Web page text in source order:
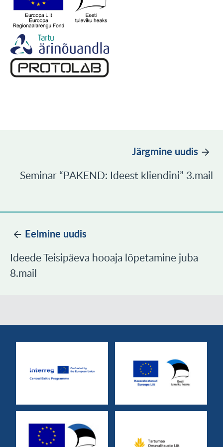
Järgmine uudis
Seminar “PAKEND: Ideest kliendini” 3.mail
Eelmine uudis
Ideede Teisipäeva hooaja lõpetamine juba
8.mail